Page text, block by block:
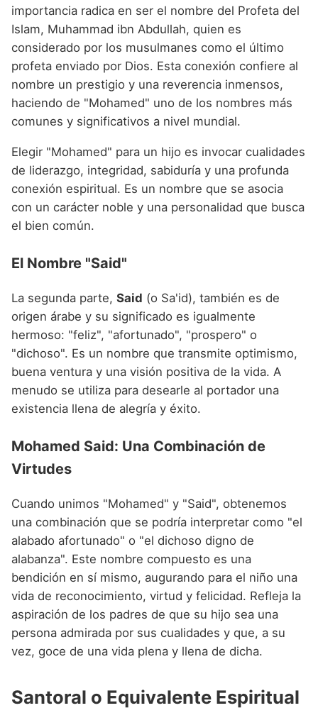
importancia radica en ser el nombre del Profeta del
Islam, Muhammad ibn Abdullah, quien es
considerado por los musulmanes como el último
profeta enviado por Dios. Esta conexión confiere al
nombre un prestigio y una reverencia inmensos,
haciendo de "Mohamed" uno de los nombres más
comunes y significativos a nivel mundial.
Elegir "Mohamed" para un hijo es invocar cualidades
de liderazgo, integridad, sabiduría y una profunda
conexión espiritual. Es un nombre que se asocia
con un carácter noble y una personalidad que busca
el bien común.
El Nombre "Said"
La segunda parte, Said (o Sa'id), también es de
origen árabe y su significado es igualmente
hermoso: "feliz", "afortunado", "prospero" o
"dichoso". Es un nombre que transmite optimismo,
buena ventura y una visión positiva de la vida. A
menudo se utiliza para desearle al portador una
existencia llena de alegría y éxito.
Mohamed Said: Una Combinación de
Virtudes
Cuando unimos "Mohamed" y "Said", obtenemos
una combinación que se podría interpretar como "el
alabado afortunado" o "el dichoso digno de
alabanza". Este nombre compuesto es una
bendición en sí mismo, augurando para el niño una
vida de reconocimiento, virtud y felicidad. Refleja la
aspiración de los padres de que su hijo sea una
persona admirada por sus cualidades y que, a su
vez, goce de una vida plena y llena de dicha.
Santoral o Equivalente Espiritual